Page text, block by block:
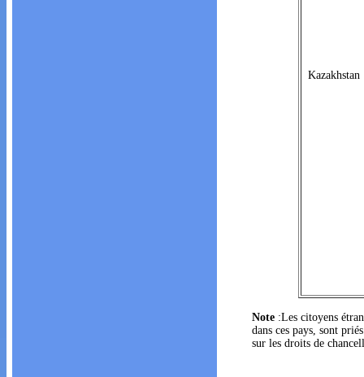
Kazakhstan
Note :Les citoyens
dans ces pays, sont
sur les droits de